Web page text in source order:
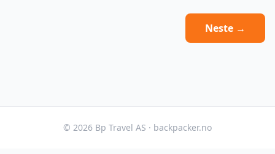
Neste →
© 2026 Bp Travel AS · backpacker.no